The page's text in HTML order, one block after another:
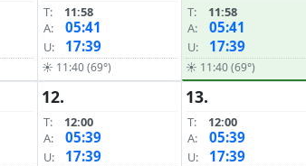
T:
11:58
A:
05:41
U: 17:39
☀ 11:40 (69°)
T:
11:58
A:
05:41
U: 17:39
☀ 11:40 (69°)
12.
T:
12:00
A:
05:39
U: 17:39
13.
T:
12:00
A:
05:39
U: 17:39